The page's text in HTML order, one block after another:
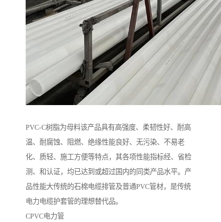
PVC-C树脂为母料该产品具有高强度、柔韧性好、耐高
温、耐腐蚀、阻燃、绝缘性能良好、无污染、不易老
化、质轻、施工方便等特点，其各项性能指标经、省检
测、和认证，均已达到或超过国内的同类产品水平。产
品性能大传统的石棉电缆排管及普通PVC管材，是传统
电力电缆护套管的理想替代品。
CPVC电力管